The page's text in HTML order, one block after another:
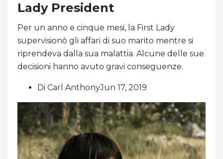
Lady President
Per un anno e cinque mesi, la First Lady
supervisionò gli affari di suo marito mentre si
riprendeva dalla sua malattia. Alcune delle sue
decisioni hanno avuto gravi conseguenze.
Di Carl AnthonyJun 17, 2019